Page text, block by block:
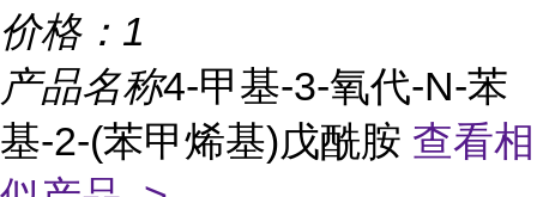
价格： 1
产品名称4-甲基-3-氧代-N-苯
基-2-(苯甲烯基)戊酰胺 查看相